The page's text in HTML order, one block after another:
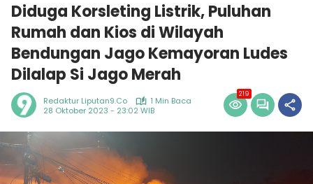
Diduga Korsleting Listrik, Puluhan
Rumah dan Kios di Wilayah
Bendungan Jago Kemayoran Ludes
Dilalap Si Jago Merah
Redaktur Liputan9.co
1 Min Baca
28 Oktober 2023 - 23:02 WIB
219